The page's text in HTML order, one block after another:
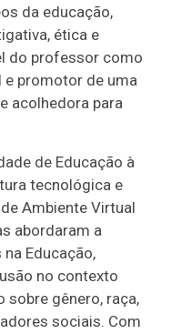
da educação,
ética e
do professor como
promotor de uma
acolhedora para
de Educação à
tecnológica e
Ambiente Virtual
abordaram a
Educação,
no contexto
gênero, raça,
sociais. Com